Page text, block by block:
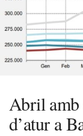
Abril amb
d’atur a